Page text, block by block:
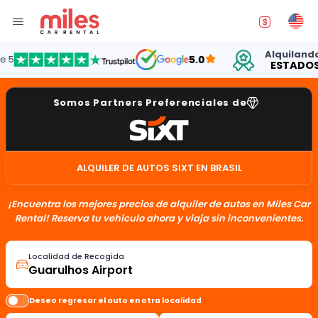
5.0 Alquilando
ESTADOS
Somos Partners Preferenciales de
ALQUILER DE AUTOS SIXT EN BRASIL
¡Encuentra los mejores precios de alquiler de autos en Miles Car
Rental! Reserva tu vehículo ahora y viaja sin inconvenientes.
Localidad de Recogida
Deseo regresar el auto en otra localidad